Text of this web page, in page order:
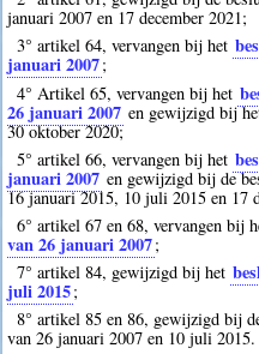
januari 2007 en 17 december 2021;
3° artikel 64, vervangen bij het
januari 2007;
4° Artikel 65, vervangen bij het
26 januari 2007 en gewijzigd bij
30 oktober 2020;
5° artikel 66, vervangen bij het
januari 2007 en gewijzigd bij de
16 januari 2015, 10 juli 2015 en 17
6° artikel 67 en 68, vervangen bij
van 26 januari 2007;
7° artikel 84, gewijzigd bij het
juli 2015;
8° artikel 85 en 86, gewijzigd bij
van 26 januari 2007 en 10 juli 2015.